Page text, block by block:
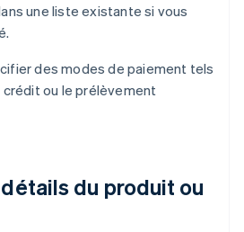
une liste existante si vous
des modes de paiement tels
ou le prélèvement
du produit ou